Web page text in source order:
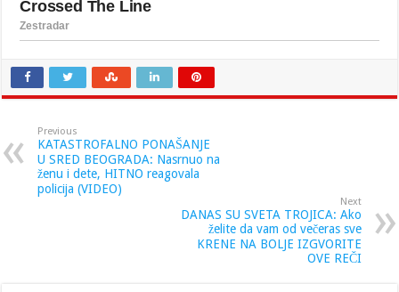
Previous
KATASTROFALNO PONAŠANJE
U SRED BEOGRADA: Nasrnuo na
ženu i dete, HITNO reagovala
policija (VIDEO)
Next
DANAS SU SVETA TROJICA: Ako
želite da vam od večeras sve
KRENE NA BOLJE IZGVORITE
OVE REČI